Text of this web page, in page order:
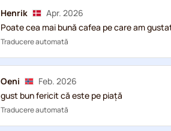
Henrik
Apr. 2026
Poate cea mai bună cafea pe care am
Traducere automată
Oeni
Feb. 2026
gust bun fericit că este pe piață
Traducere automată